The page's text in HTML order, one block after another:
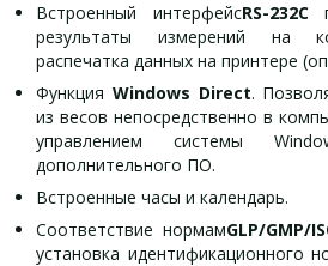
Встроенный интерфейсRS-232C
результаты измерений на
распечатка данных на принтере
Функция Windows Direct.
из весов непосредственно в
управлением системы
дополнительного ПО.
Встроенные часы и календарь.
Соответствие нормамGLP/GMP/
установка идентификационного